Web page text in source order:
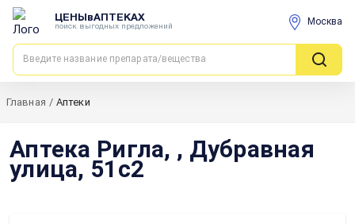
ЦЕНЫвАПТЕКАХ
поиск выгодных предложений Москва
Главная / Аптеки
Аптека Ригла, , Дубравная
улица, 51с2